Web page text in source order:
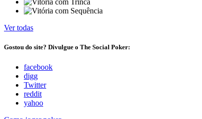
Ver todas
Gostou do site? Divulgue o The Social Poker:
facebook
digg
Twitter
reddit
yahoo